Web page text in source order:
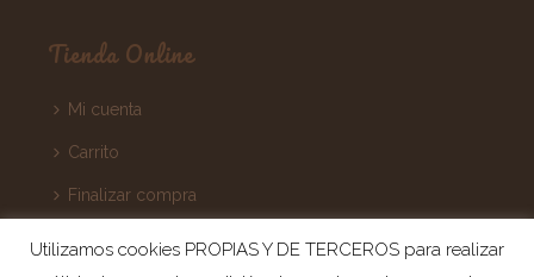
Tienda Online
Mi cuenta
Carrito
Finalizar compra
Utilizamos cookies PROPIAS Y DE TERCEROS para realizar